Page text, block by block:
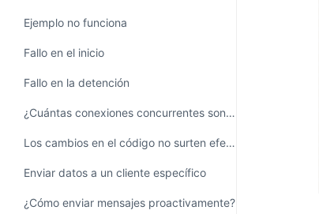
Ejemplo no funciona
Fallo en el inicio
Fallo en la detención
¿Cuántas conexiones concurrentes son soportadas?
Los cambios en el código no surten efecto
Enviar datos a un cliente específico
¿Cómo enviar mensajes proactivamente?